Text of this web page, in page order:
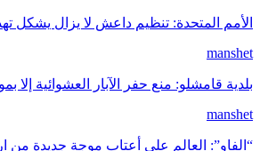
الأمم المتحدة: تنظيم داعش لا يزال يشكل
manshet
بلدية قامشلو: منع حفر الآبار العشوائية إلا
manshet
“الفاو”: العالم على أعتاب موجة جديدة من